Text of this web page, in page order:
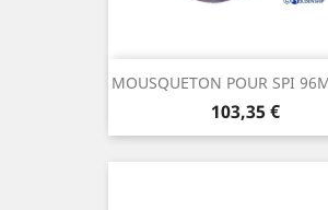
MOUSQUETON POUR SPI
Prix
103,35 €